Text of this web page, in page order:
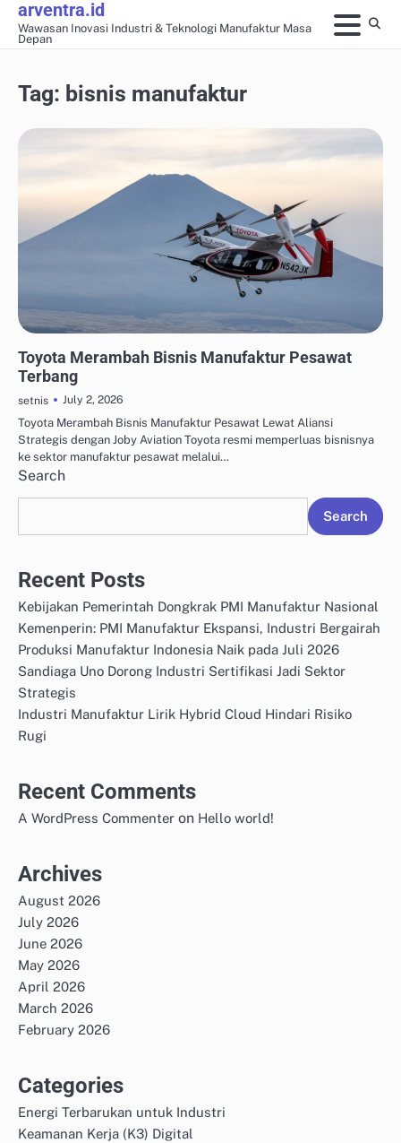
Skip
content
arventra.id
Wawasan Inovasi Industri & Teknologi Manufaktur Masa
Depan
Tag: bisnis manufaktur
Toyota Merambah Bisnis Manufaktur Pesawat
Terbang
setnis
July 2, 2026
Toyota Merambah Bisnis Manufaktur Pesawat Lewat Aliansi
Strategis dengan Joby Aviation Toyota resmi memperluas bisnisnya
ke sektor manufaktur pesawat melalui…
Search
Search
Recent Posts
Kebijakan Pemerintah Dongkrak PMI Manufaktur Nasional
Kemenperin: PMI Manufaktur Ekspansi, Industri Bergairah
Produksi Manufaktur Indonesia Naik pada Juli 2026
Sandiaga Uno Dorong Industri Sertifikasi Jadi Sektor
Strategis
Industri Manufaktur Lirik Hybrid Cloud Hindari Risiko
Rugi
Recent Comments
A WordPress Commenter on Hello world!
Archives
August 2026
July 2026
June 2026
May 2026
April 2026
March 2026
February 2026
Categories
Energi Terbarukan untuk Industri
Keamanan Kerja (K3) Digital